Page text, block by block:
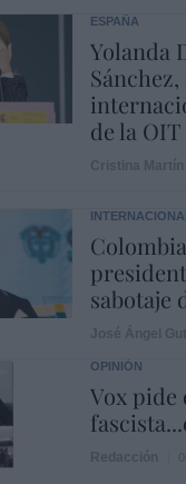
ESPAÑA
Yolanda
de la OIT
INTERNACIONAL
sabotaje
OPINIÓN
Vox pide